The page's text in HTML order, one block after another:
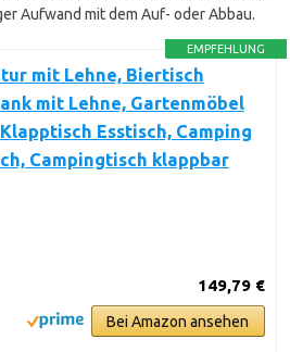
Aufwand mit dem Auf- oder Abbau.
EMPFEHLUNG
mit Lehne, Biertisch
mit Lehne, Gartenmöbel
Esstisch, Camping
Campingtisch klappbar
149,79 €
Bei Amazon ansehen